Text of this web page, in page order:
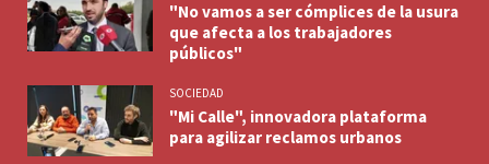
"No vamos a ser cómplices de la usura
que afecta a los trabajadores
públicos"
SOCIEDAD
"Mi Calle", innovadora plataforma
para agilizar reclamos urbanos